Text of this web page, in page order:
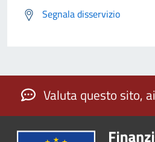
Segnala disservizio
Valuta questo sito,